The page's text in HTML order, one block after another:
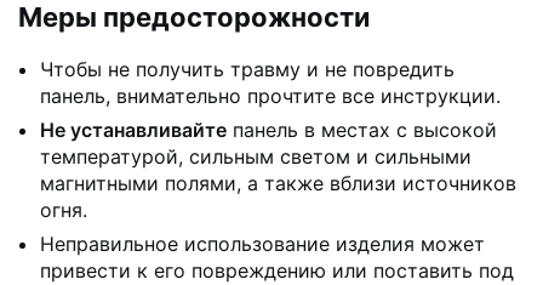
Меры предосторожности
Чтобы не получить травму и не повредить
панель, внимательно прочтите все инструкции.
Не устанавливайте панель в местах с высокой
температурой, сильным светом и сильными
магнитными полями, а также вблизи источников
огня.
Неправильное использование изделия может
привести к его повреждению или поставить под